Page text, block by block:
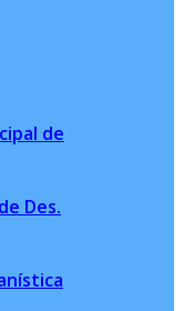
de
Des.